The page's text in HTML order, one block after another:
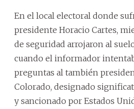
En el local electoral donde
presidente Horacio Cartes,
de seguridad arrojaron al
cuando el informador
preguntas al también
Colorado, designado
y sancionado por Estados